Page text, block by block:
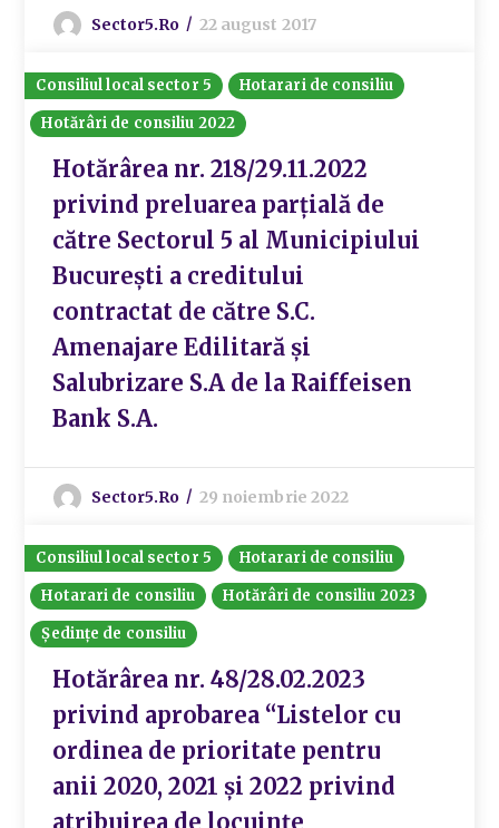
Sector5.ro 22 august 2017
Consiliul local sector 5
Hotarari de consiliu
Hotărâri de consiliu 2022
Hotărârea nr. 218/29.11.2022
privind preluarea parțială de
către Sectorul 5 al Municipiului
București a creditului
contractat de către S.C.
Amenajare Edilitară și
Salubrizare S.A de la Raiffeisen
Bank S.A.
Sector5.ro 29 noiembrie 2022
Consiliul local sector 5
Hotarari de consiliu
Hotarari de consiliu
Hotărâri de consiliu 2023
Ședințe de consiliu
Hotărârea nr. 48/28.02.2023
privind aprobarea “Listelor cu
ordinea de prioritate pentru
anii 2020, 2021 și 2022 privind
atribuirea de locuințe